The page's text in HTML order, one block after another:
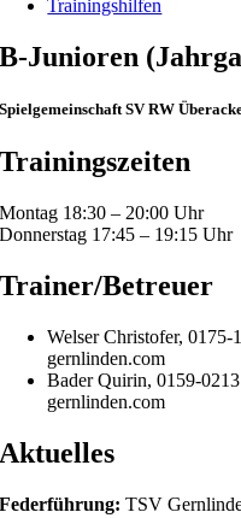
Trainingshilfen
B-Junioren
Spielgemeinschaft SV RW
Trainingszeiten
Montag 18:30 – 20:00 Uhr
Donnerstag 17:45 – 19:15 Uhr
Trainer/Betreuer
Welser Christofer,
gernlinden.com
Bader Quirin, 0159-
gernlinden.com
Aktuelles
Federführung:TSV